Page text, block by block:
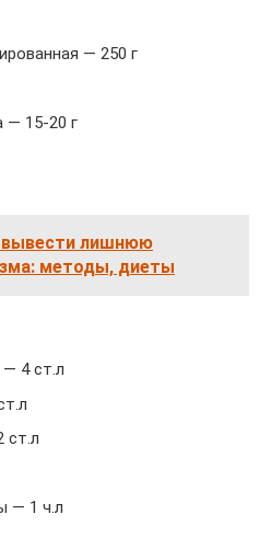
— 250 г
— 15-20 г
вывести лишнюю
методы, диеты
4 ст.л
ст.л
— 1 ч.л